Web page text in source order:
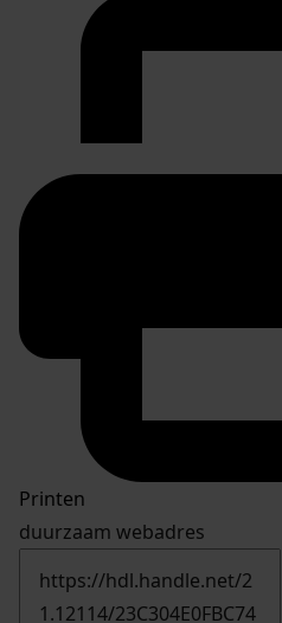
Printen
duurzaam webadres